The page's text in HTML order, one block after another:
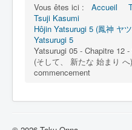
Vous êtes ici : Accueil
Tsuji Kasumi
Hôjin Yatsurugi 5 (鳳神 ヤ
Yatsurugi 5
Yatsurugi 05 - Chapitre 12
(そして、 新たな 始まり
commencement